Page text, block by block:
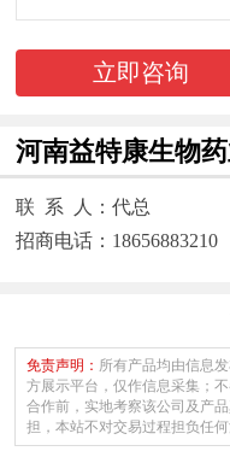
立即咨询
河南益特康生物
联 系 人：代总
招商电话：18656883210
免责声明： 所有产品均由信息
方展示平台，仅作信息采集；
合作前，实地考察该公司及产
担，本站不对交易过程担负任何